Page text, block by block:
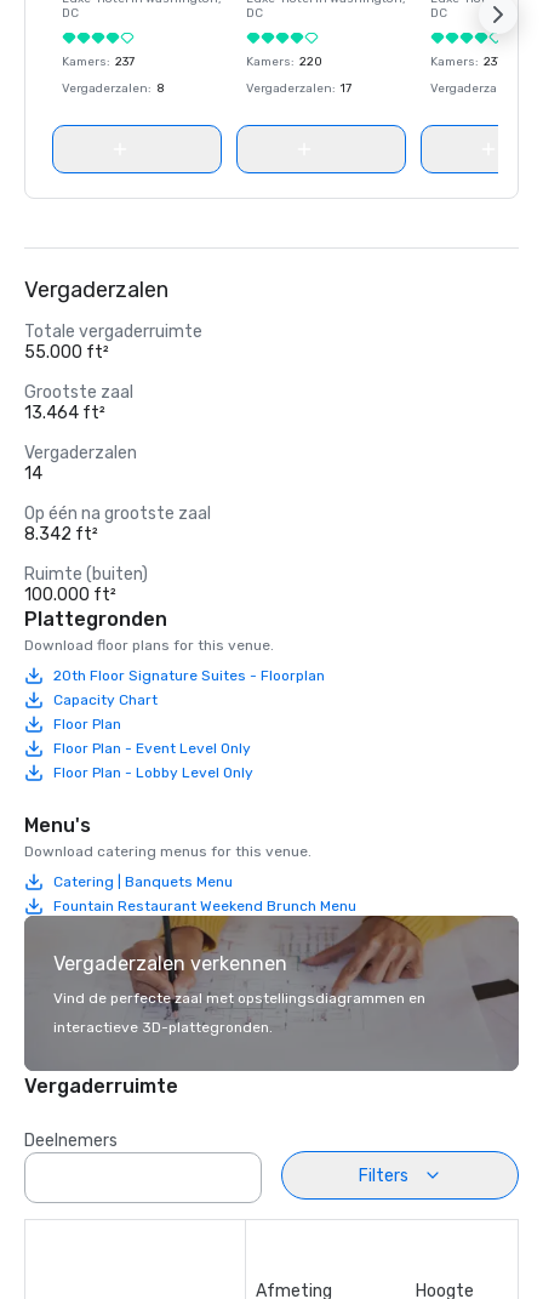
DC
Kamers: 237
Vergaderzalen: 8
DC
Kamers: 220
Vergaderzalen: 17
DC
Kamers: 237
Vergaderzalen
Vergaderzalen
Totale vergaderruimte
55.000 ft²
Grootste zaal
13.464 ft²
Vergaderzalen
14
Op één na grootste zaal
8.342 ft²
Ruimte (buiten)
100.000 ft²
Plattegronden
Download floor plans for this venue.
20th Floor Signature Suites - Floorplan
Capacity Chart
Floor Plan
Floor Plan - Event Level Only
Floor Plan - Lobby Level Only
Menu's
Download catering menus for this venue.
Catering | Banquets Menu
Fountain Restaurant Weekend Brunch Menu
Vergaderzalen verkennen
Vind de perfecte zaal met opstellingsdiagrammen en
interactieve 3D-plattegronden.
Vergaderruimte
Deelnemers
Filters
Afmeting
Hoogte